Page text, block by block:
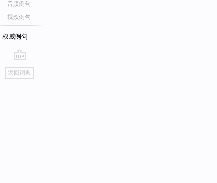
音频例句
视频例句
权威例句
go
top
返回词典